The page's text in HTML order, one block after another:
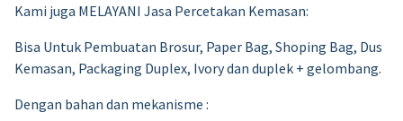
Kami juga MELAYANI Jasa Percetakan Kemasan:
Bisa Untuk Pembuatan Brosur, Paper Bag, Shoping Bag, Dus
Kemasan, Packaging Duplex, Ivory dan duplek + gelombang.
Dengan bahan dan mekanisme :